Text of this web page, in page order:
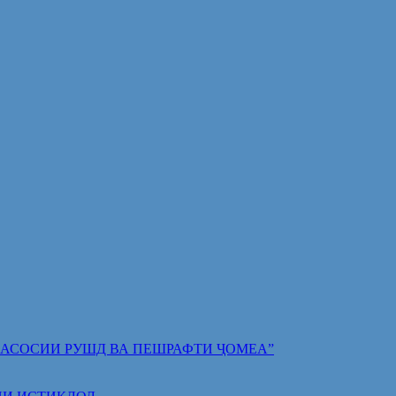
АСОСИИ РУШД ВА ПЕШРАФТИ ҶОМЕА”